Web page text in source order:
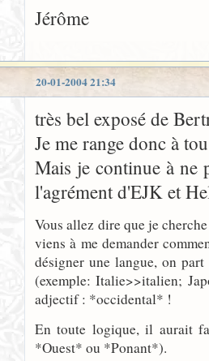
Jérôme
20-01-2004 21:34
très bel exposé de
Je me range donc à
Mais je continue à ne
l'agrément d'EJK et
Vous allez dire que je
viens à me demander
désigner une langue, on
(exemple: Italie>>italien;
adjectif : *occidental* !
En toute logique, il aurait
*Ouest* ou *Ponant*).